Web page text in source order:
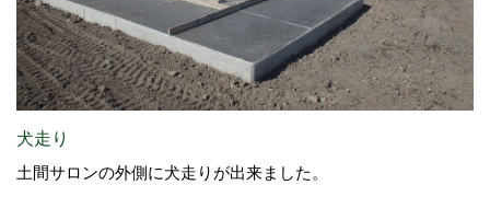
犬走り
土間サロンの外側に犬走りが出来ました。